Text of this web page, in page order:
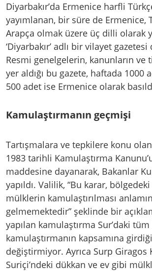
Diyarbakır’da Ermenice harfli
yayımlanan, bir süre de Ermenice,
Arapça olmak üzere üç dilli olarak
‘Diyarbakır’ adlı bir vilayet gazetesi
Resmi genelgelerin, kanunların ve
yer aldığı bu gazete, haftada 1000
500 adet ise Ermenice olarak
Kamulaştırmanın geçmişi
Tartışmalara ve tepkilere konu
1983 tarihli Kamulaştırma
maddesine dayanarak, Bakanlar
yapıldı. Valilik, “Bu karar,
mülklerin kamulaştırılması
gelmemektedir” şeklinde bir
yapılan kamulaştırma Sur’daki
kamulaştırmanın kapsamına
değiştirmiyor. Ayrıca Surp Giragos
Suriçi’ndeki dükkan ve ev gibi